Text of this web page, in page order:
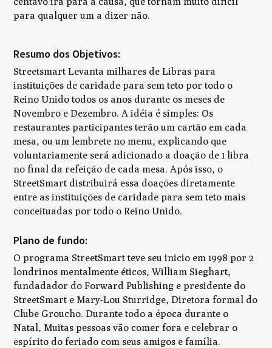
para qualquer um a dizer não.
Resumo dos Objetivos:
Streetsmart Levanta milhares de Libras para
instituições de caridade para sem teto por todo o
Reino Unido todos os anos durante os meses de
Novembro e Dezembro. A idéia é simples: Os
restaurantes participantes terão um cartão em cada
mesa, ou um lembrete no menu, explicando que
voluntariamente será adicionado a doação de 1 libra
no final da refeição de cada mesa. Após isso, o
StreetSmart distribuirá essa doações diretamente
entre as instituições de caridade para sem teto mais
conceituadas por todo o Reino Unido.
Plano de fundo:
O programa StreetSmart teve seu inicio em 1998 por 2
londrinos mentalmente éticos, William Sieghart,
fundadador do Forward Publishing e presidente do
StreetSmart e Mary-Lou Sturridge, Diretora formal do
Clube Groucho. Durante todo a época durante o
Natal, Muitas pessoas vão comer fora e celebrar o
espírito do feriado com seus amigos e família.